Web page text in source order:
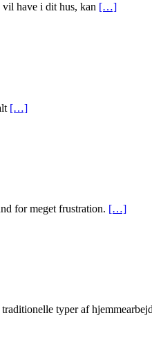
have i dit hus, kan […]
[…]
for meget frustration. […]
typer af